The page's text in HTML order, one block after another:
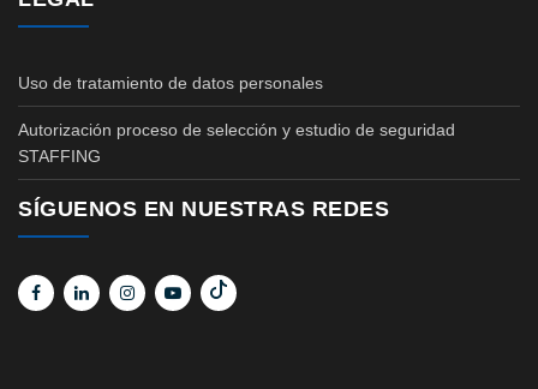
Uso de tratamiento de datos personales
Autorización proceso de selección y estudio de seguridad
STAFFING
SÍGUENOS EN NUESTRAS REDES